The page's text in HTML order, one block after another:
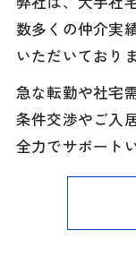
数多くの仲介実
いただいておりま
急な転勤や社宅
条件交渉やご入
全力でサポート